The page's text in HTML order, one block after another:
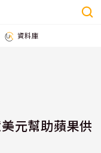
資料庫
元幫助蘋果供